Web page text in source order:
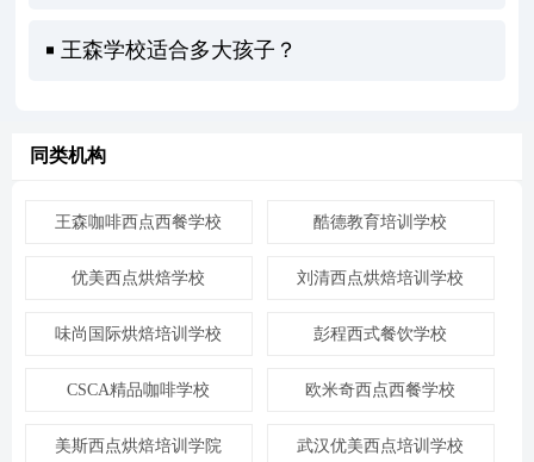
王森学校适合多大孩子？
同类机构
王森咖啡西点西餐学校 酷德教育培训学校
优美西点烘焙学校 刘清西点烘焙培训学校
味尚国际烘焙培训学校 彭程西式餐饮学校
CSCA精品咖啡学校 欧米奇西点西餐学校
美斯西点烘焙培训学院 武汉优美西点培训学校